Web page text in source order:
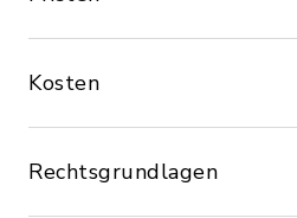
Kosten
Rechtsgrundlagen